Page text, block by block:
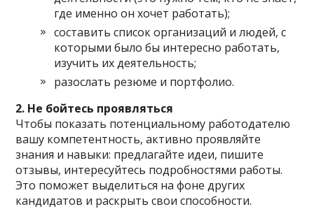
где именно он хочет работать);
составить список организаций и людей, с
которыми было бы интересно работать,
изучить их деятельность;
разослать резюме и портфолио.
2. Не бойтесь проявляться
Чтобы показать потенциальному работодателю
вашу компетентность, активно проявляйте
знания и навыки: предлагайте идеи, пишите
отзывы, интересуйтесь подробностями работы.
Это поможет выделиться на фоне других
кандидатов и раскрыть свои способности.